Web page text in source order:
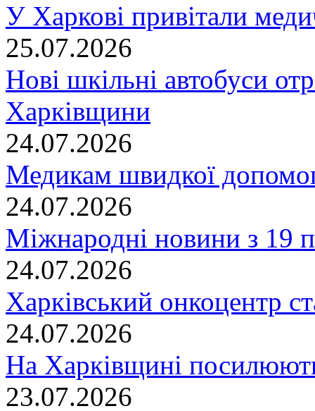
У Харкові привітали
25.07.2026
Нові шкільні автобуси
Харківщини
24.07.2026
Медикам швидкої
24.07.2026
Міжнародні новини з 19
24.07.2026
Харківський онкоцентр
24.07.2026
На Харківщині
23.07.2026